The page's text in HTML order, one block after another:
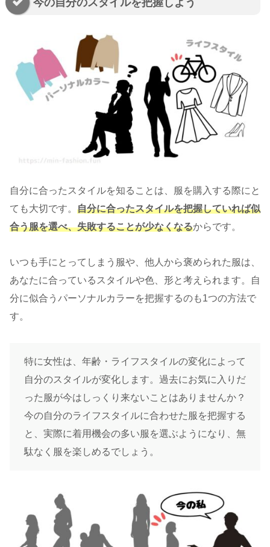
今の自分のスタイルを把握しよう
自分に合ったスタイルを知ることは、服を購入する際にと
ても大切です。 自分に合ったスタイルを把握していれば似
合う服を選べ、失敗することが少なくなるからです。
いつも手にとってしまう服や、他人から褒められた服は、
あなたに合っているスタイルや色、形と考えられます。自
分に似合うパーソナルカラーを把握するのも1つの方法で
す。
特に女性は、年齢・ライフスタイルの変化によって
自分のスタイルが変化します。過去にお気に入りだ
った服が今はしっくり来ないことはありませんか？
今の自分のライフスタイルに合わせた服を把握する
と、実際に着用機会の多い服を選ぶようになり、無
駄なく服を楽しめるでしょう。